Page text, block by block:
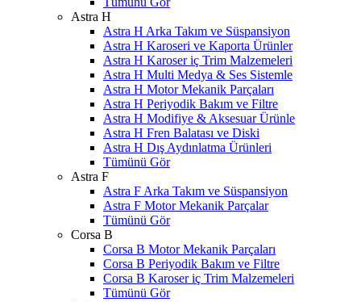
Astra H
Astra H Arka Takım ve Süspansiyon
Astra H Karoseri ve Kaporta Ürünler
Astra H Karoser iç Trim Malzemeleri
Astra H Multi Medya & Ses Sistemle
Astra H Motor Mekanik Parçaları
Astra H Periyodik Bakım ve Filtre
Astra H Modifiye & Aksesuar Ürünle
Astra H Fren Balatası ve Diski
Astra H Dış Aydınlatma Ürünleri
Tümünü Gör
Astra F
Astra F Arka Takım ve Süspansiyon
Astra F Motor Mekanik Parçalar
Tümünü Gör
Corsa B
Corsa B Motor Mekanik Parçaları
Corsa B Periyodik Bakım ve Filtre
Corsa B Karoser iç Trim Malzemeleri
Tümünü Gör